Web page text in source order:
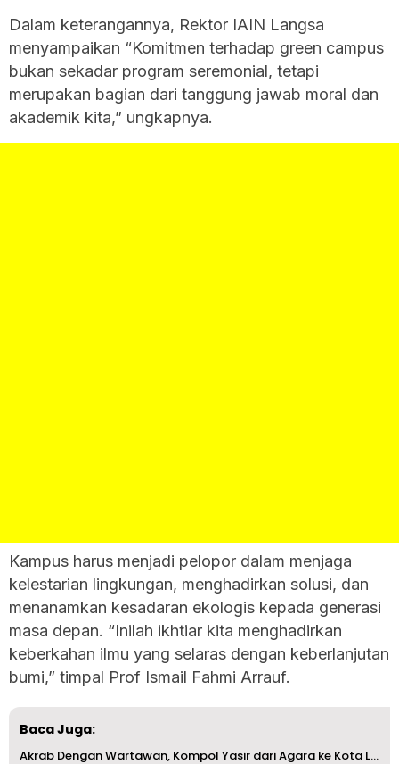
Dalam keterangannya, Rektor IAIN Langsa
menyampaikan “Komitmen terhadap green campus
bukan sekadar program seremonial, tetapi
merupakan bagian dari tanggung jawab moral dan
akademik kita,” ungkapnya.
Kampus harus menjadi pelopor dalam menjaga
kelestarian lingkungan, menghadirkan solusi, dan
menanamkan kesadaran ekologis kepada generasi
masa depan. “Inilah ikhtiar kita menghadirkan
keberkahan ilmu yang selaras dengan keberlanjutan
bumi,” timpal Prof Ismail Fahmi Arrauf.
Baca Juga:
Akrab Dengan Wartawan, Kompol Yasir dari Agara ke Kota La...